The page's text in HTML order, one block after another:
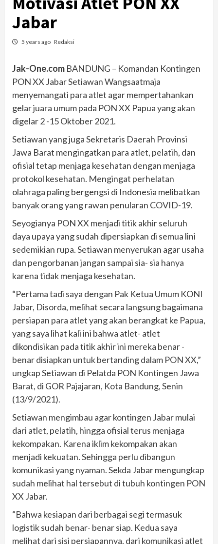
Jabar
5 years ago Redaksi
Jak-One.com BANDUNG – Komandan Kontingen
PON XX Jabar Setiawan Wangsaatmaja
menyemangati para atlet agar mempertahankan
gelar juara umum pada PON XX Papua yang akan
digelar 2 -15 Oktober 2021.
Setiawan yang juga Sekretaris Daerah Provinsi
Jawa Barat mengingatkan para atlet, pelatih, dan
ofisial tetap menjaga kesehatan dengan menjaga
protokol kesehatan. Mengingat perhelatan
olahraga paling bergengsi di Indonesia melibatkan
banyak orang yang rawan penularan COVID-19.
Seyogianya PON XX menjadi titik akhir seluruh
daya upaya yang sudah dipersiapkan di semua lini
sedemikian rupa. Setiawan menyerukan agar usaha
dan pengorbanan jangan sampai sia- sia hanya
karena tidak menjaga kesehatan.
“Pertama tadi saya dengan Pak Ketua Umum KONI
Jabar, Disorda, melihat secara langsung bagaimana
persiapan para atlet yang akan berangkat ke Papua,
yang saya lihat kali ini bahwa atlet- atlet
dikondisikan pada titik akhir ini mereka benar -
benar disiapkan untuk bertanding dalam PON XX,”
ungkap Setiawan di Pelatda PON Kontingen Jawa
Barat, di GOR Pajajaran, Kota Bandung, Senin
(13/9/2021).
Setiawan mengimbau agar kontingen Jabar mulai
dari atlet, pelatih, hingga ofisial terus menjaga
kekompakan. Karena iklim kekompakan akan
menjadi kekuatan. Sehingga perlu dibangun
komunikasi yang nyaman. Sekda Jabar mengungkap
sudah melihat hal tersebut di tubuh kontingen PON
XX Jabar.
“Bahwa kesiapan dari berbagai segi termasuk
logistik sudah benar- benar siap. Kedua saya
melihat dari sisi persiapannya, dari komunikasi atlet